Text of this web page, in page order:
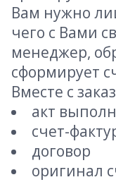
Вам нужно
чего с Вами
менеджер,
сформирует
Вместе с
акт
счет-
договор
оригинал